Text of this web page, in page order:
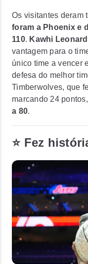
Os visitantes deram
foram a Phoenix e
110. Kawhi
vantagem para o
único time a vencer
defesa do melhor
Timberwolves, que
marcando 24
a 80.
⭐ Fez